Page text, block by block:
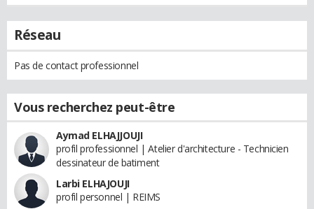
Réseau
Pas de contact professionnel
Vous recherchez peut-être
Aymad ELHAJJOUJI
profil professionnel | Atelier d'architecture - Technicien
dessinateur de batiment
Larbi ELHAJOUJI
profil personnel | REIMS